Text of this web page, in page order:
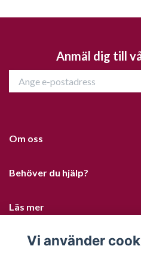
Anmäl dig till
Om oss
Behöver du hjälp?
Läs mer
Sociala medier
Vi använder